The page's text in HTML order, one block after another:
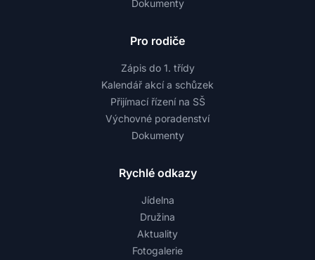
Dokumenty
Pro rodiče
Zápis do 1. třídy
Kalendář akcí a schůzek
Přijímací řízení na SŠ
Výchovné poradenství
Dokumenty
Rychlé odkazy
Jídelna
Družina
Aktuality
Fotogalerie